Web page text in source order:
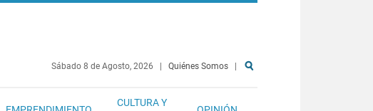
Sábado 8 de Agosto, 2026 Quiénes Somos
CULTURA Y